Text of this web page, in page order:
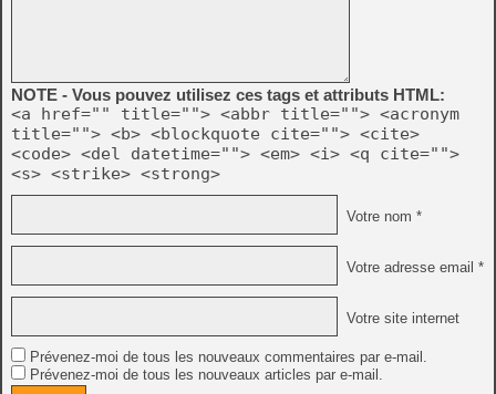
NOTE - Vous pouvez utilisez ces tags et attributs HTML:
<a href="" title=""> <abbr title=""> <acronym
title=""> <b> <blockquote cite=""> <cite>
<code> <del datetime=""> <em> <i> <q cite="">
<s> <strike> <strong>
Votre nom *
Votre adresse email *
Votre site internet
Prévenez-moi de tous les nouveaux commentaires par e-mail.
Prévenez-moi de tous les nouveaux articles par e-mail.